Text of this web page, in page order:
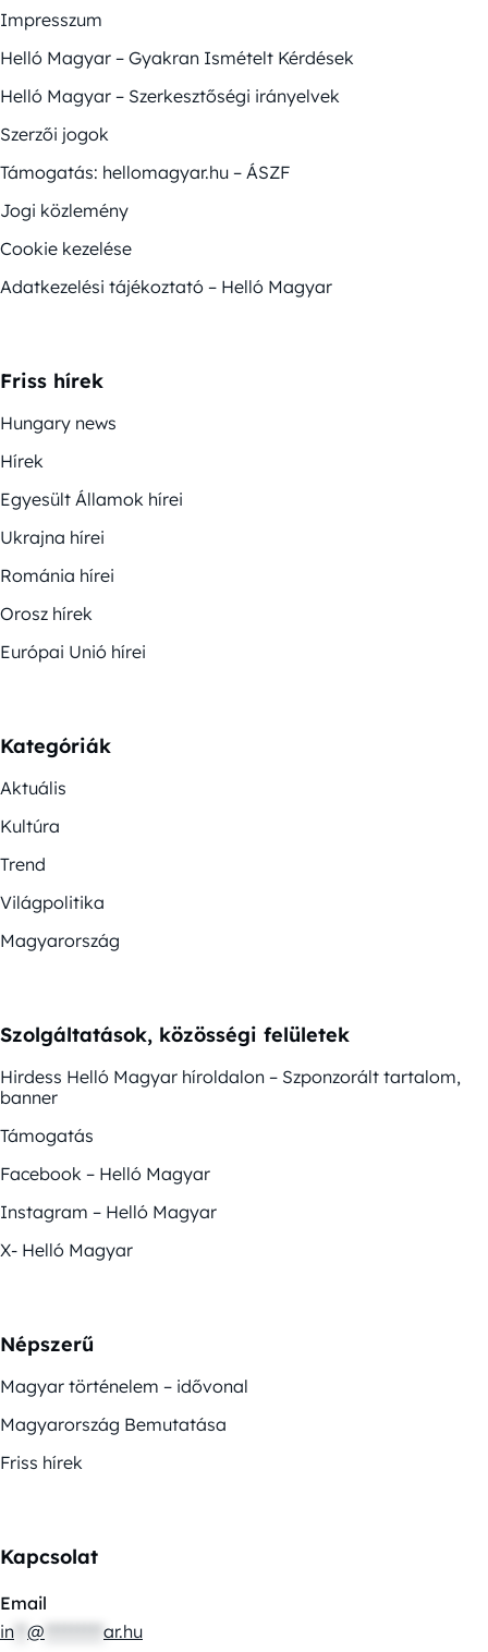
Impresszum
Helló Magyar – Gyakran Ismételt Kérdések
Helló Magyar – Szerkesztőségi irányelvek
Szerzői jogok
Támogatás: hellomagyar.hu – ÁSZF
Jogi közlemény
Cookie kezelése
Adatkezelési tájékoztató – Helló Magyar
Friss hírek
Hungary news
Hírek
Egyesült Államok hírei
Ukrajna hírei
Románia hírei
Orosz hírek
Európai Unió hírei
Kategóriák
Aktuális
Kultúra
Trend
Világpolitika
Magyarország
Szolgáltatások, közösségi felületek
Hirdess Helló Magyar híroldalon – Szponzorált tartalom,
banner
Támogatás
Facebook – Helló Magyar
Instagram – Helló Magyar
X- Helló Magyar
Népszerű
Magyar történelem – idővonal
Magyarország Bemutatása
Friss hírek
Kapcsolat
Email
in @ ar.hu